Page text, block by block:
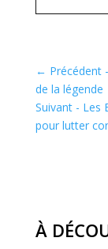
← Précédent
de la légende
Suivant - Les
pour lutter
À